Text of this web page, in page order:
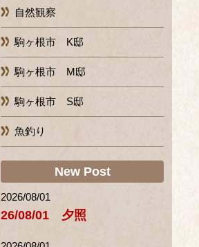
自然観察
駒ヶ根市 K邸
駒ヶ根市 M邸
駒ヶ根市 S邸
魚釣り
New Post
2026/08/01
26/08/01 夕照